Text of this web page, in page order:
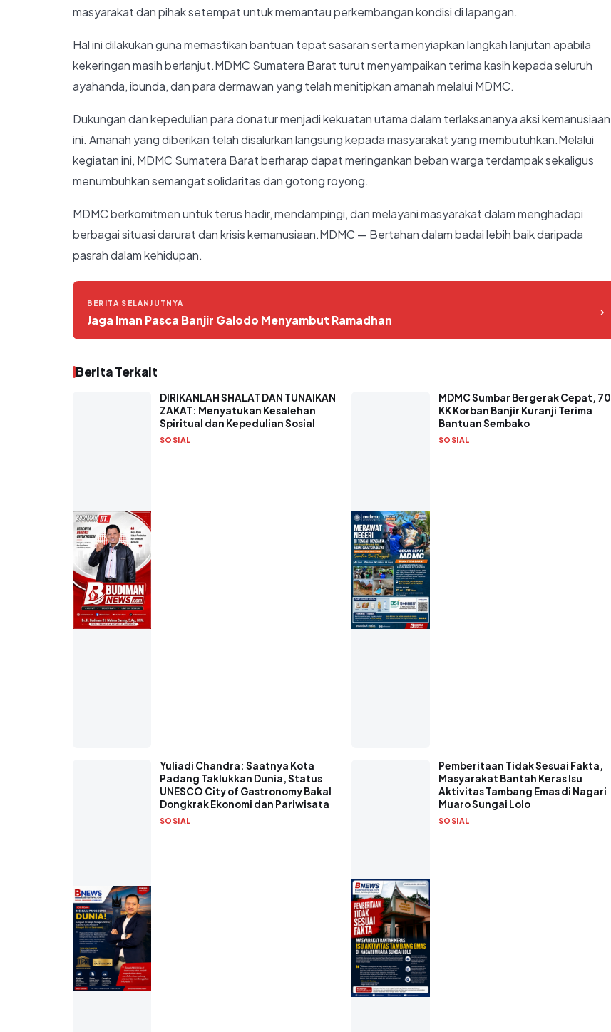
masyarakat dan pihak setempat untuk memantau perkembangan kondisi di lapangan.
Hal ini dilakukan guna memastikan bantuan tepat sasaran serta menyiapkan langkah lanjutan apabila
kekeringan masih berlanjut.MDMC Sumatera Barat turut menyampaikan terima kasih kepada seluruh
ayahanda, ibunda, dan para dermawan yang telah menitipkan amanah melalui MDMC.
Dukungan dan kepedulian para donatur menjadi kekuatan utama dalam terlaksananya aksi kemanusiaan
ini. Amanah yang diberikan telah disalurkan langsung kepada masyarakat yang membutuhkan.Melalui
kegiatan ini, MDMC Sumatera Barat berharap dapat meringankan beban warga terdampak sekaligus
menumbuhkan semangat solidaritas dan gotong royong.
MDMC berkomitmen untuk terus hadir, mendampingi, dan melayani masyarakat dalam menghadapi
berbagai situasi darurat dan krisis kemanusiaan.MDMC — Bertahan dalam badai lebih baik daripada
pasrah dalam kehidupan.
BERITA SELANJUTNYA
Jaga Iman Pasca Banjir Galodo Menyambut Ramadhan ›
Berita Terkait
DIRIKANLAH SHALAT DAN TUNAIKAN
ZAKAT: Menyatukan Kesalehan
Spiritual dan Kepedulian Sosial
SOSIAL
MDMC Sumbar Bergerak Cepat, 70
KK Korban Banjir Kuranji Terima
Bantuan Sembako
SOSIAL
Yuliadi Chandra: Saatnya Kota
Padang Taklukkan Dunia, Status
UNESCO City of Gastronomy Bakal
Dongkrak Ekonomi dan Pariwisata
SOSIAL
Pemberitaan Tidak Sesuai Fakta,
Masyarakat Bantah Keras Isu
Aktivitas Tambang Emas di Nagari
Muaro Sungai Lolo
SOSIAL